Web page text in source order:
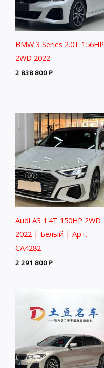
BMW 3 Series 2.0T 156HP
2WD 2022
2 838 800₽
Audi A3 1.4T 150HP 2WD
2022 | Белый | Арт.
CA4282
2 291 800₽